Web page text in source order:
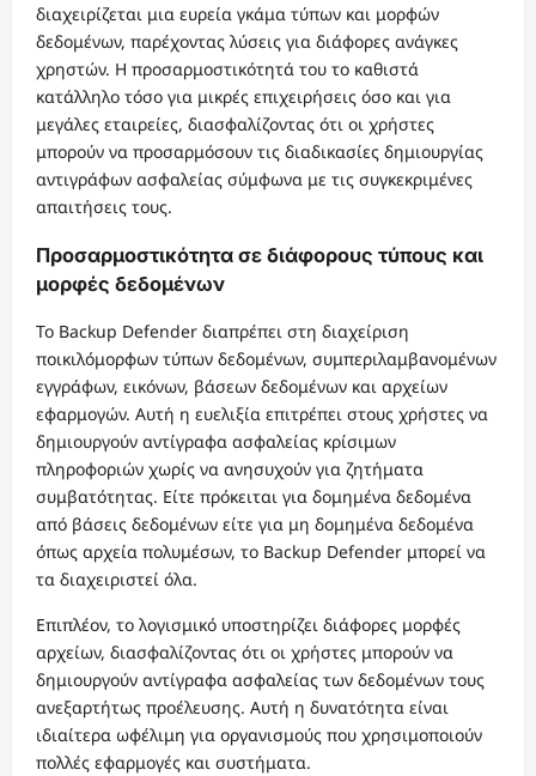
διαχειρίζεται μια ευρεία γκάμα τύπων και μορφών
δεδομένων, παρέχοντας λύσεις για διάφορες ανάγκες
χρηστών. Η προσαρμοστικότητά του το καθιστά
κατάλληλο τόσο για μικρές επιχειρήσεις όσο και για
μεγάλες εταιρείες, διασφαλίζοντας ότι οι χρήστες
μπορούν να προσαρμόσουν τις διαδικασίες δημιουργίας
αντιγράφων ασφαλείας σύμφωνα με τις συγκεκριμένες
απαιτήσεις τους.
Προσαρμοστικότητα σε διάφορους τύπους και
μορφές δεδομένων
Το Backup Defender διαπρέπει στη διαχείριση
ποικιλόμορφων τύπων δεδομένων, συμπεριλαμβανομένων
εγγράφων, εικόνων, βάσεων δεδομένων και αρχείων
εφαρμογών. Αυτή η ευελιξία επιτρέπει στους χρήστες να
δημιουργούν αντίγραφα ασφαλείας κρίσιμων
πληροφοριών χωρίς να ανησυχούν για ζητήματα
συμβατότητας. Είτε πρόκειται για δομημένα δεδομένα
από βάσεις δεδομένων είτε για μη δομημένα δεδομένα
όπως αρχεία πολυμέσων, το Backup Defender μπορεί να
τα διαχειριστεί όλα.
Επιπλέον, το λογισμικό υποστηρίζει διάφορες μορφές
αρχείων, διασφαλίζοντας ότι οι χρήστες μπορούν να
δημιουργούν αντίγραφα ασφαλείας των δεδομένων τους
ανεξαρτήτως προέλευσης. Αυτή η δυνατότητα είναι
ιδιαίτερα ωφέλιμη για οργανισμούς που χρησιμοποιούν
πολλές εφαρμογές και συστήματα.